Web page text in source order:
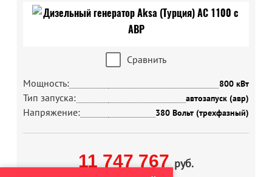
Сравнить
Мощность:
800 кВт
Тип запуска: автозапуск (авр)
Напряжение: 380 Вольт (трехфазный)
11 747 767 руб.